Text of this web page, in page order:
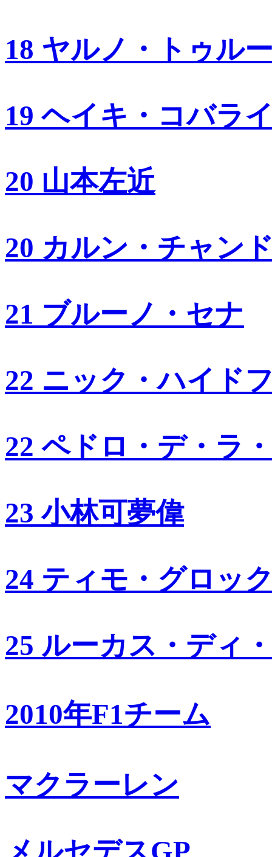
18 ヤルノ・トゥル
19 ヘイキ・コバラ
20 山本左近
20 カルン・チャン
21 ブルーノ・セナ
22 ニック・ハイド
22 ペドロ・デ・ラ
23 小林可夢偉
24 ティモ・グロッ
25 ルーカス・ディ
2010年F1チーム
マクラーレン